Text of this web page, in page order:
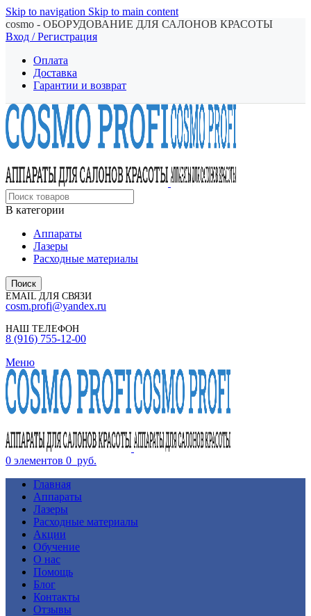
Skip to navigation Skip to main content
cosmo - ОБОРУДОВАНИЕ ДЛЯ САЛОНОВ КРАСОТЫ
Вход / Регистрация
Оплата
Доставка
Гарантии и возврат
В категории
Аппараты
Лазеры
Расходные материалы
Поиск
EMAIL ДЛЯ СВЯЗИ
cosm.profi@yandex.ru
НАШ ТЕЛЕФОН
8 (916) 755-12-00
Меню
0 элементов 0 руб.
Главная
Аппараты
Лазеры
Расходные материалы
Акции
Обучение
О нас
Помощь
Блог
Контакты
Отзывы